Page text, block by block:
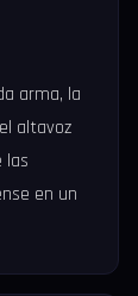
arma, la
altavoz
las
en un